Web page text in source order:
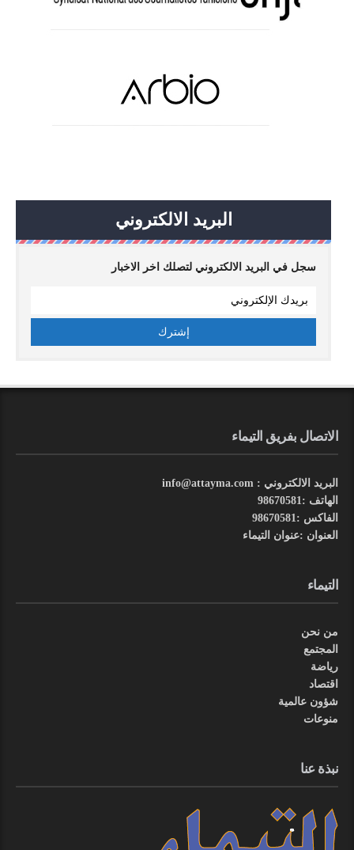
البريد الالكتروني
سجل في البريد الالكتروني لتصلك اخر الاخبار
الاتصال بفريق التيماء
البريد الالكتروني : info@attayma.com
الهاتف :98670581
الفاكس :98670581
العنوان :عنوان التيماء
التيماء
من نحن
المجتمع
رياضة
اقتصاد
شؤون عالمية
منوعات
نبذة عنا